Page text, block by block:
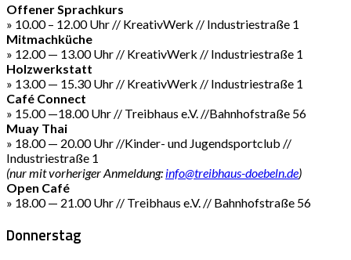
Offener Sprachkurs
» 10.00 – 12.00 Uhr // KreativWerk // Industriestraße 1
Mitmachküche
» 12.00 — 13.00 Uhr // KreativWerk // Industriestraße 1
Holzwerkstatt
» 13.00 — 15.30 Uhr // KreativWerk // Industriestraße 1
Café Connect
» 15.00 —18.00 Uhr // Treibhaus e.V. //Bahnhofstraße 56
Muay Thai
» 18.00 — 20.00 Uhr //Kinder- und Jugendsportclub //
Industriestraße 1
(nur mit vorheriger Anmeldung: info@treibhaus-doebeln.de)
Open Café
» 18.00 — 21.00 Uhr // Treibhaus e.V. // Bahnhofstraße 56
Donnerstag